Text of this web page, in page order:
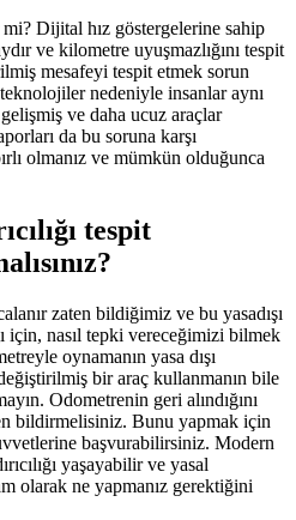
Dijital hız göstergelerine sahip
ve kilometre uyuşmazlığını tespit
mesafeyi tespit etmek sorun
nedeniyle insanlar aynı
ve daha ucuz araçlar
da bu soruna karşı
olmanız ve mümkün olduğunca
tespit
zaten bildiğimiz ve bu yasadışı
için, nasıl tepki vereceğimizi bilmek
oynamanın yasa dışı
bir araç kullanmanın bile
Odometrenin geri alındığını
bildirmelisiniz. Bunu yapmak için
başvurabilirsiniz. Modern
yaşayabilir ve yasal
olarak ne yapmanız gerektiğini